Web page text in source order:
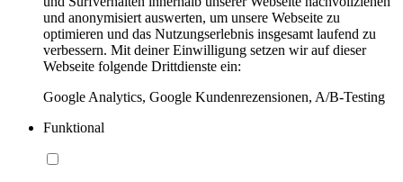
und anonymisiert auswerten, um unsere Webseite zu
optimieren und das Nutzungserlebnis insgesamt laufend zu
verbessern. Mit deiner Einwilligung setzen wir auf dieser
Webseite folgende Drittdienste ein:
Google Analytics, Google Kundenrezensionen, A/B-Testing
Funktional